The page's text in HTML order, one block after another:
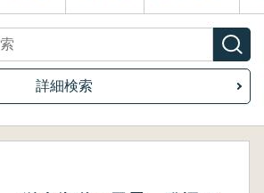
詳細検索